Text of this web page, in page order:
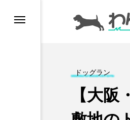
ド
愛
ドッグラン
【大